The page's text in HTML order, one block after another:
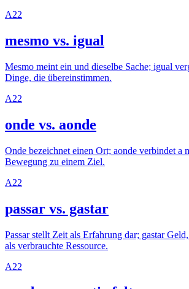
A22
mesmo vs. igual
Mesmo meint ein und dieselbe Sache; igual
Dinge, die übereinstimmen.
A22
onde vs. aonde
Onde bezeichnet einen Ort; aonde verbindet a
Bewegung zu einem Ziel.
A22
passar vs. gastar
Passar stellt Zeit als Erfahrung dar; gastar
als verbrauchte Ressource.
A22